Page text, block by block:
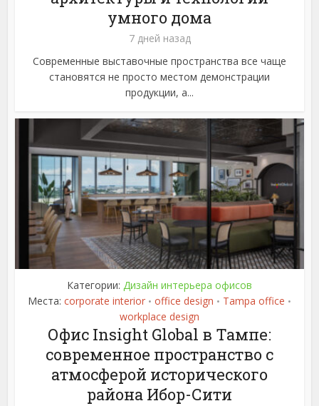
умного дома
7 дней назад
Современные выставочные пространства все чаще
становятся не просто местом демонстрации
продукции, а...
Категории: Дизайн интерьера офисов
Места: corporate interior • office design • Tampa office •
workplace design
Офис Insight Global в Тампе:
современное пространство с
атмосферой исторического
района Ибор-Сити